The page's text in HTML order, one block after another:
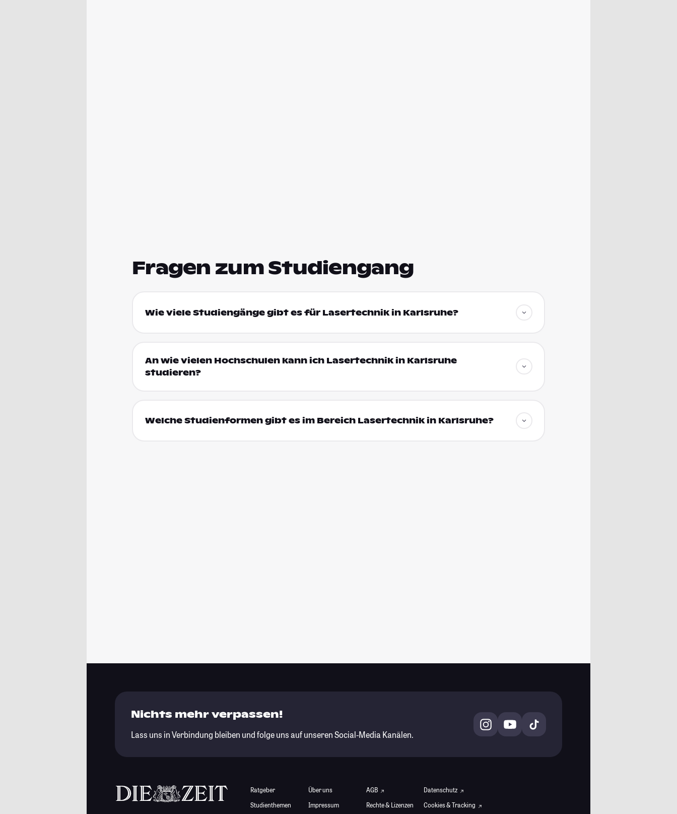
Fragen zum Studiengang
Wie viele Studiengänge gibt es für Lasertechnik in Karlsruhe?
An wie vielen Hochschulen kann ich Lasertechnik in Karlsruhe
studieren?
Welche Studienformen gibt es im Bereich Lasertechnik in Karlsruhe?
Nichts mehr verpassen!
Lass uns in Verbindung bleiben und folge uns auf unseren Social-Media Kanälen.
Ratgeber
Studienthemen
Über uns
Impressum
AGB
Rechte & Lizenzen
Datenschutz
Cookies & Tracking